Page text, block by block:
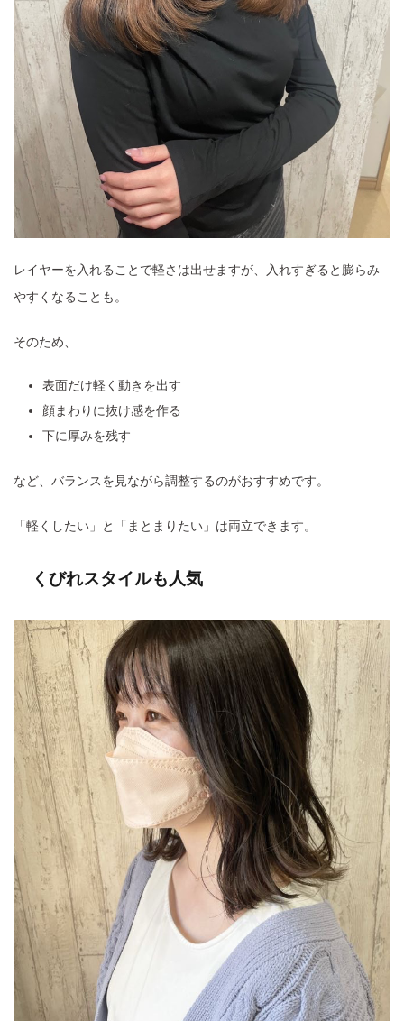
レイヤーを入れることで軽さは出せますが、入れすぎると膨らみ
やすくなることも。
そのため、
表面だけ軽く動きを出す
顔まわりに抜け感を作る
下に厚みを残す
など、バランスを見ながら調整するのがおすすめです。
「軽くしたい」と「まとまりたい」は両立できます。
くびれスタイルも人気